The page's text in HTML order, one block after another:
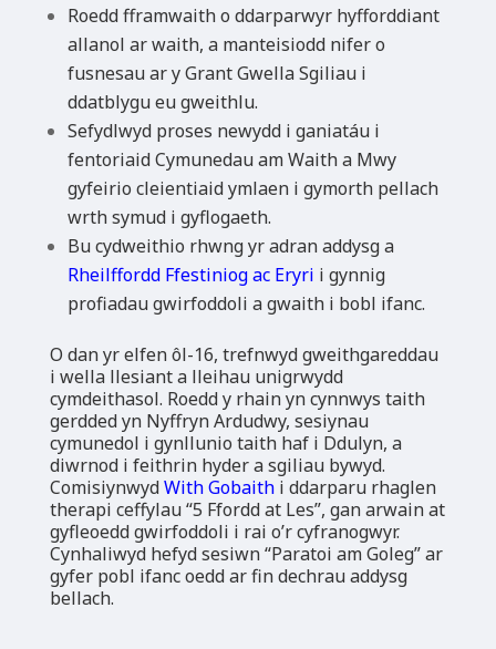
Roedd fframwaith o ddarparwyr hyfforddiant
allanol ar waith, a manteisiodd nifer o
fusnesau ar y Grant Gwella Sgiliau i
ddatblygu eu gweithlu.
Sefydlwyd proses newydd i ganiatáu i
fentoriaid Cymunedau am Waith a Mwy
gyfeirio cleientiaid ymlaen i gymorth pellach
wrth symud i gyflogaeth.
Bu cydweithio rhwng yr adran addysg a
Rheilffordd Ffestiniog ac Eryri i gynnig
profiadau gwirfoddoli a gwaith i bobl ifanc.
O dan yr elfen ôl-16, trefnwyd gweithgareddau
i wella llesiant a lleihau unigrwydd
cymdeithasol. Roedd y rhain yn cynnwys taith
gerdded yn Nyffryn Ardudwy, sesiynau
cymunedol i gynllunio taith haf i Ddulyn, a
diwrnod i feithrin hyder a sgiliau bywyd.
ComisiynwydWith Gobaithi ddarparu rhaglen
therapi ceffylau “5 Ffordd at Les”, gan arwain at
gyfleoedd gwirfoddoli i rai o’r cyfranogwyr.
Cynhaliwyd hefyd sesiwn “Paratoi am Goleg” ar
gyfer pobl ifanc oedd ar fin dechrau addysg
bellach.